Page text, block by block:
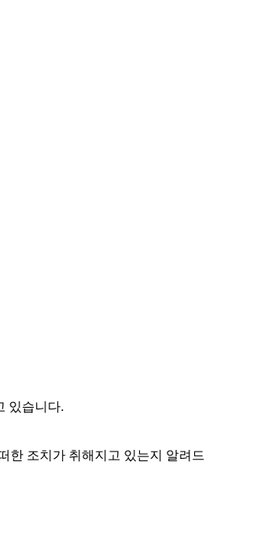
있습니다.
한 조치가 취해지고 있는지 알려드